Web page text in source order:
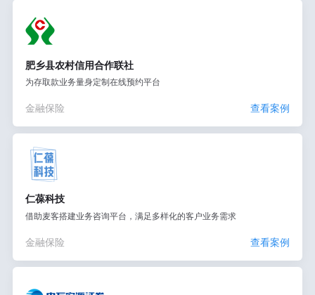
肥乡县农村信用合作联社
为存取款业务量身定制在线预约平台
金融保险 查看案例
仁葆科技
借助麦客搭建业务咨询平台，满足多样化的客户业务需求
金融保险 查看案例